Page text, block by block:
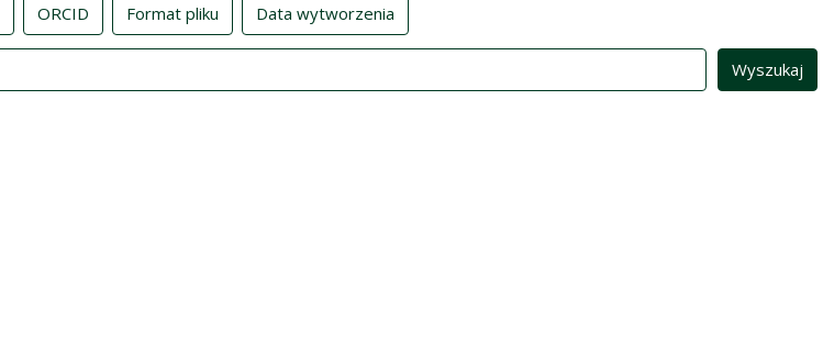
ORCID Format pliku Data wytworzenia